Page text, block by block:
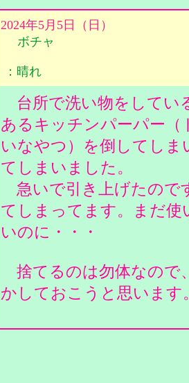
2024年5月5日（日）
ボチャ
：晴れ
台所で洗い物をしてい
あるキッチンパーパー（
いなやつ）を倒してしま
てしまいました。
急いで引き上げたので
てしまってます。まだ
いのに・・・
捨てるのは勿体なので
かしておこうと思います